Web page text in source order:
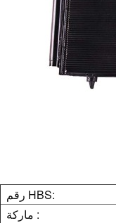
رقم HBS:
ماركة :